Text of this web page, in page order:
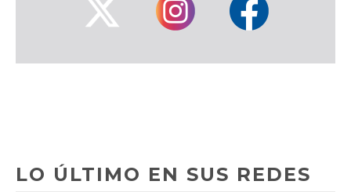
LO ÚLTIMO EN SUS REDES